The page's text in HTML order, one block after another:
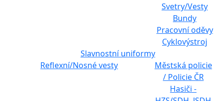
Svetry/Vesty
Bundy
Pracovní oděvy
Cyklovýstroj
Slavnostní uniformy
Reflexní/Nosné vesty
Městská policie
/ Policie ČR
Hasiči -